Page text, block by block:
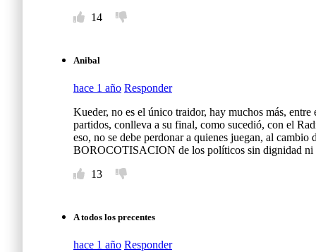
14
Anibal
hace 1 año Responder
Kueder, no es el único traidor, hay muchos más,
partidos, conlleva a su final, como sucedió, con el
eso, no se debe perdonar a quienes juegan, al
BOROCOTISACION de los políticos sin dignidad ni
13
A todos los precentes
hace 1 año Responder